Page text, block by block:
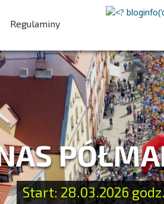
Regulaminy
Start: 28.03.2026